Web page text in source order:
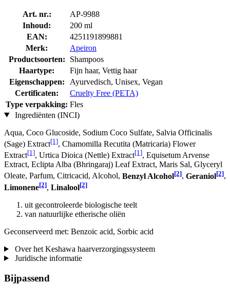
Art. nr.:
AP-9988
Inhoud:
200 ml
EAN:
4251191899881
Merk:
Apeiron
Productsoorten:
Shampoos
Haartype:
Fijn haar, Vettig haar
Eigenschappen:
Ayurvedisch, Unisex, Vegan
Certificaten:
Cruelty Free (PETA)
Type verpakking: Fles
Ingrediënten (INCI)
Aqua, Coco Glucoside, Sodium Coco­ Sulfate, Salvia Officinalis
(Sage) Extract[1], Chamomilla Recutita (Matricaria) Flower
Extract[1], Urtica Dioica (Nettle) Extract[1], Equisetum Arvense
Extract, Eclipta Alba (Bhringaraj) Leaf Extract, Maris Sal, Glyceryl
Oleate, Parfum, Citricacid, Alcohol, Benzyl Alcohol[2], Geraniol[2],
Limonene[2], Linalool[2]
uit gecontroleerde biologische teelt
van natuurlijke etherische oliën
Geconserveerd met: Benzoic acid, Sorbic acid
Over het Keshawa haarverzorgingssysteem
Juridische informatie
Bijpassend